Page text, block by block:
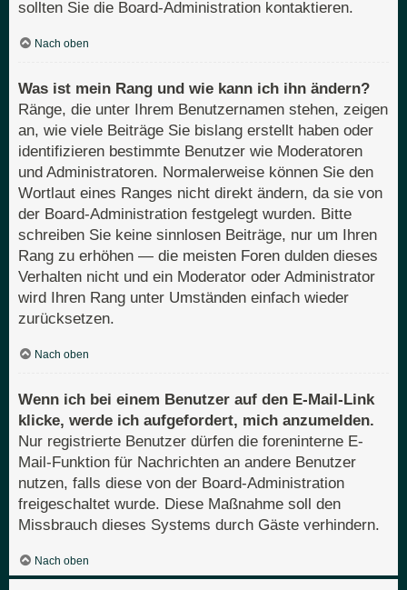
sollten Sie die Board-Administration kontaktieren.
Nach oben
Was ist mein Rang und wie kann ich ihn ändern?
Ränge, die unter Ihrem Benutzernamen stehen, zeigen
an, wie viele Beiträge Sie bislang erstellt haben oder
identifizieren bestimmte Benutzer wie Moderatoren
und Administratoren. Normalerweise können Sie den
Wortlaut eines Ranges nicht direkt ändern, da sie von
der Board-Administration festgelegt wurden. Bitte
schreiben Sie keine sinnlosen Beiträge, nur um Ihren
Rang zu erhöhen — die meisten Foren dulden dieses
Verhalten nicht und ein Moderator oder Administrator
wird Ihren Rang unter Umständen einfach wieder
zurücksetzen.
Nach oben
Wenn ich bei einem Benutzer auf den E-Mail-Link
klicke, werde ich aufgefordert, mich anzumelden.
Nur registrierte Benutzer dürfen die foreninterne E-
Mail-Funktion für Nachrichten an andere Benutzer
nutzen, falls diese von der Board-Administration
freigeschaltet wurde. Diese Maßnahme soll den
Missbrauch dieses Systems durch Gäste verhindern.
Nach oben